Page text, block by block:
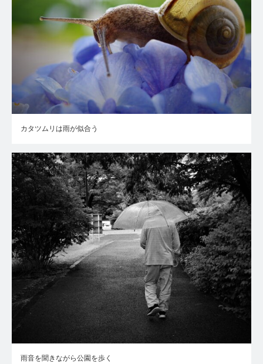
カタツムリは雨が似合う
雨音を聞きながら公園を歩く